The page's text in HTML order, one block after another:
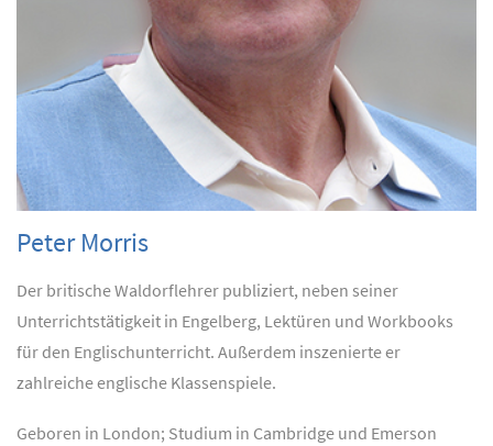
Peter Morris
Der britische Waldorflehrer publiziert, neben seiner
Unterrichtstätigkeit in Engelberg, Lektüren und Workbooks
für den Englischunterricht. Außerdem inszenierte er
zahlreiche englische Klassenspiele.
Geboren in London; Studium in Cambridge und Emerson